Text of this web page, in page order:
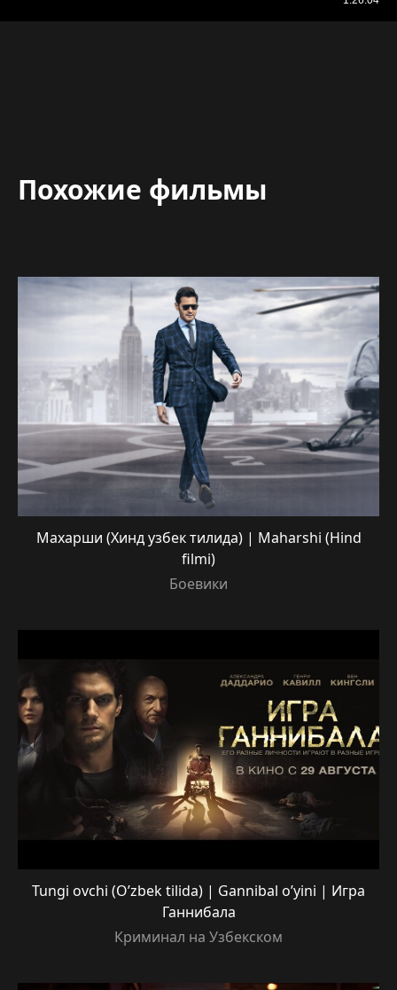
Похожие фильмы
Махарши (Хинд узбек тилида) | Maharshi (Hind
filmi)
Боевики
Tungi ovchi (O’zbek tilida) | Gannibal o’yini | Игра
Ганнибала
Криминал на Узбекском